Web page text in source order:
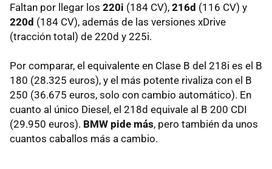
Faltan por llegar los 220i (184 CV), 216d (116 CV) y
220d (184 CV), además de las versiones xDrive
(tracción total) de 220d y 225i.
Por comparar, el equivalente en Clase B del 218i es el B
180 (28.325 euros), y el más potente rivaliza con el B
250 (36.675 euros, solo con cambio automático). En
cuanto al único Diesel, el 218d equivale al B 200 CDI
(29.950 euros). BMW pide más, pero también da unos
cuantos caballos más a cambio.